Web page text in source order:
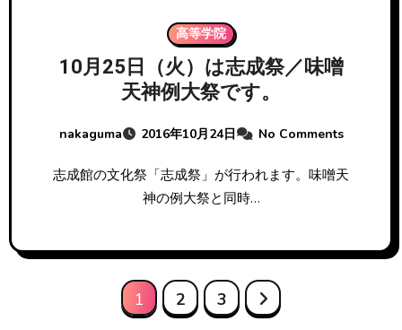
高等学院
10月25日（火）は志成祭／味噌
天神例大祭です。
nakaguma 2016年10月24日 No Comments
志成館の文化祭「志成祭」が行われます。味噌天
神の例大祭と同時…
1 2 3